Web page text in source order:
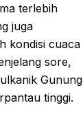
terlebih
juga
kondisi cuaca
sore,
Gunung
tinggi.